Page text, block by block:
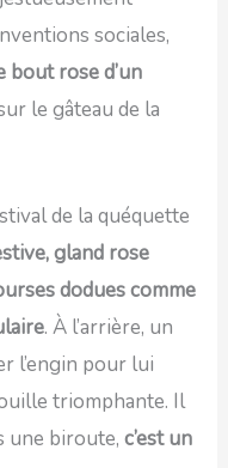
sociales,
bout rose d’un
le gâteau de la
de la quéquette
gland rose
dodues comme
. À l’arrière, un
l’engin pour lui
triomphante. Il
une biroute,c’est un